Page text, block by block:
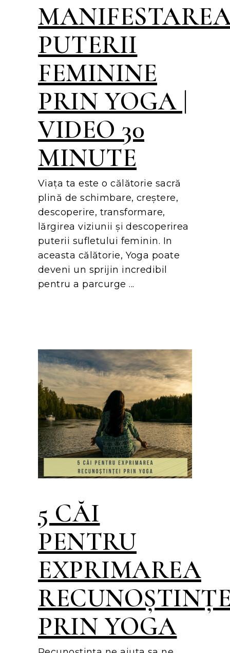
PUTERII
FEMININE
PRIN YOGA |
VIDEO 30
MINUTE
Viața ta este o călătorie sacră
plină de schimbare, creștere,
descoperire, transformare,
lărgirea viziunii și descoperirea
puterii sufletului feminin. In
aceasta călătorie, Yoga poate
deveni un sprijin incredibil
pentru a parcurge
5 CĂI
PENTRU
EXPRIMAREA
PRIN YOGA